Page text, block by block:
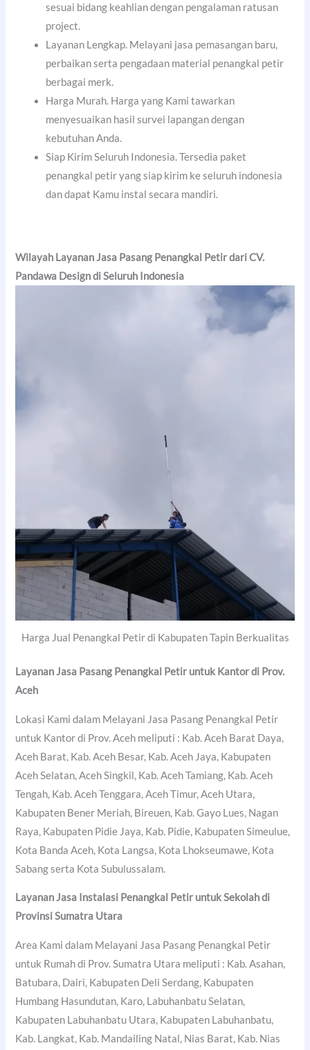
sesuai bidang keahlian dengan pengalaman ratusan
project.
Layanan Lengkap. Melayani jasa pemasangan baru,
perbaikan serta pengadaan material penangkal petir
berbagai merk.
Harga Murah. Harga yang Kami tawarkan
menyesuaikan hasil survei lapangan dengan
kebutuhan Anda.
Siap Kirim Seluruh Indonesia. Tersedia paket
penangkal petir yang siap kirim ke seluruh indonesia
dan dapat Kamu instal secara mandiri.
Wilayah Layanan Jasa Pasang Penangkal Petir dari CV.
Pandawa Design di Seluruh Indonesia
Harga Jual Penangkal Petir di Kabupaten Tapin Berkualitas
Layanan Jasa Pasang Penangkal Petir untuk Kantor di Prov.
Aceh
Lokasi Kami dalam Melayani Jasa Pasang Penangkal Petir
untuk Kantor di Prov. Aceh meliputi : Kab. Aceh Barat Daya,
Aceh Barat, Kab. Aceh Besar, Kab. Aceh Jaya, Kabupaten
Aceh Selatan, Aceh Singkil, Kab. Aceh Tamiang, Kab. Aceh
Tengah, Kab. Aceh Tenggara, Aceh Timur, Aceh Utara,
Kabupaten Bener Meriah, Bireuen, Kab. Gayo Lues, Nagan
Raya, Kabupaten Pidie Jaya, Kab. Pidie, Kabupaten Simeulue,
Kota Banda Aceh, Kota Langsa, Kota Lhokseumawe, Kota
Sabang serta Kota Subulussalam.
Layanan Jasa Instalasi Penangkal Petir untuk Sekolah di
Provinsi Sumatra Utara
Area Kami dalam Melayani Jasa Pasang Penangkal Petir
untuk Rumah di Prov. Sumatra Utara meliputi : Kab. Asahan,
Batubara, Dairi, Kabupaten Deli Serdang, Kabupaten
Humbang Hasundutan, Karo, Labuhanbatu Selatan,
Kabupaten Labuhanbatu Utara, Kabupaten Labuhanbatu,
Kab. Langkat, Kab. Mandailing Natal, Nias Barat, Kab. Nias